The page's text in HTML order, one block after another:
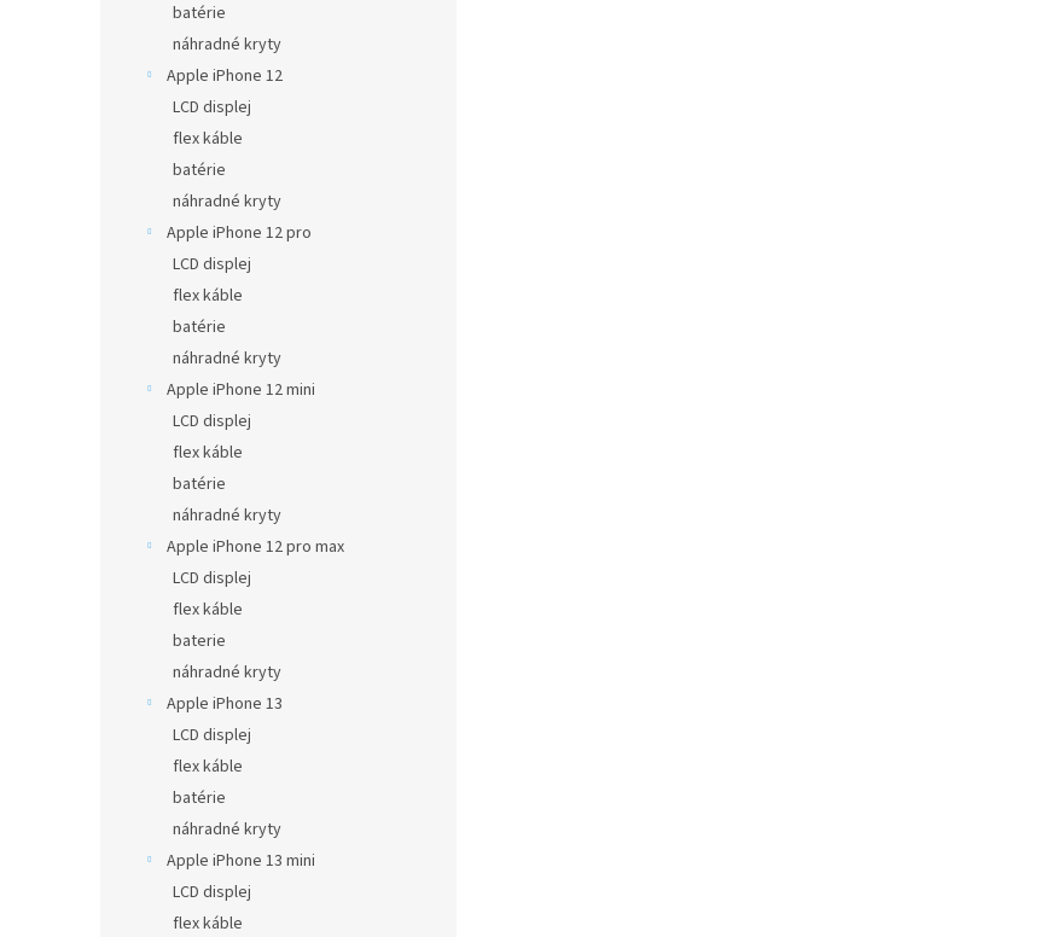
batérie
náhradné kryty
Apple iPhone 12
LCD displej
flex káble
batérie
náhradné kryty
Apple iPhone 12 pro
LCD displej
flex káble
batérie
náhradné kryty
Apple iPhone 12 mini
LCD displej
flex káble
batérie
náhradné kryty
Apple iPhone 12 pro max
LCD displej
flex káble
baterie
náhradné kryty
Apple iPhone 13
LCD displej
flex káble
batérie
náhradné kryty
Apple iPhone 13 mini
LCD displej
flex káble